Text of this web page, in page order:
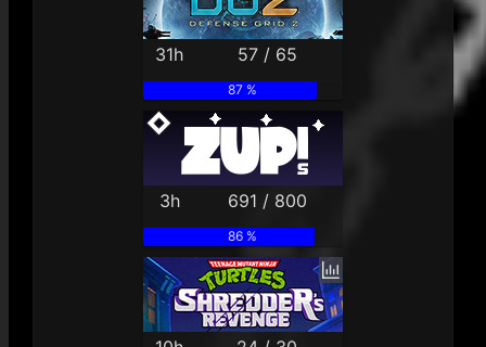
31h 57 / 65
87 %
3h 691 / 800
86 %